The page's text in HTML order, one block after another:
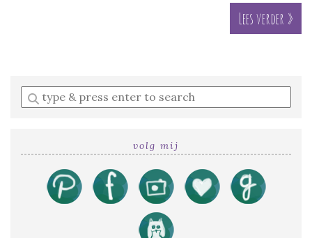
Lees verder »
Enter
a
volg mij